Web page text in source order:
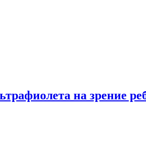
на зрение